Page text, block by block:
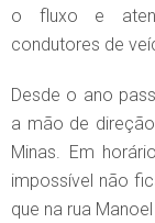
o fluxo e
condutores de
Desde o ano
a mão de
Minas. Em
impossível não
que na rua